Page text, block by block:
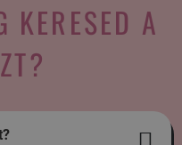
KERESED A